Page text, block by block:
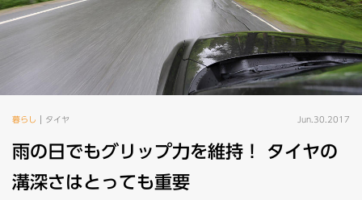
雨の日でもグリップ力を維持！ タイヤの
溝深さはとっても重要
暮らし タイヤ Jun.30.2017